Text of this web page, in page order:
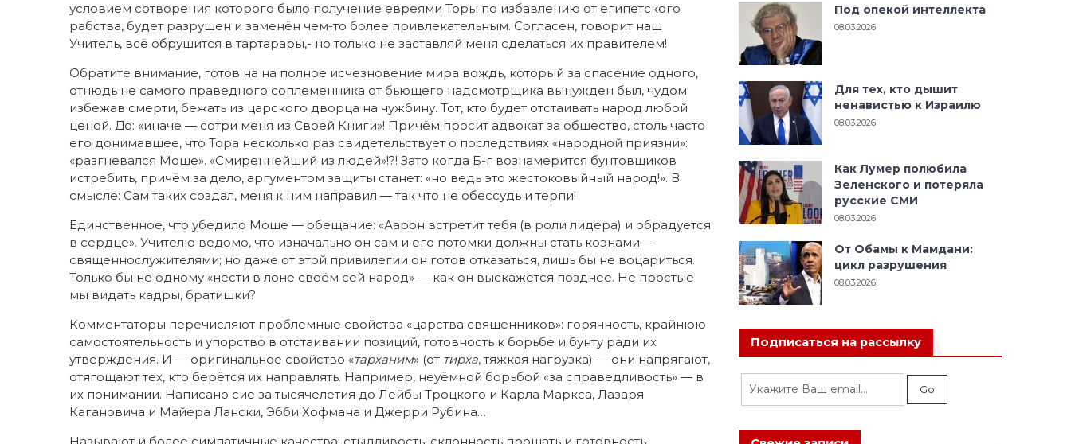
условием сотворения которого было получение евреями Торы по избавлению от египетского
рабства, будет разрушен и заменён чем-то более привлекательным. Согласен, говорит наш
Учитель, всё обрушится в тартарары,- но только не заставляй меня сделаться их правителем!
Обратите внимание, готов на на полное исчезновение мира вождь, который за спасение одного,
отнюдь не самого праведного соплеменника от бьющего надсмотрщика вынужден был, чудом
избежав смерти, бежать из царского дворца на чужбину. Тот, кто будет отстаивать народ любой
ценой. До: «иначе — сотри меня из Своей Книги»! Причём просит адвокат за общество, столь часто
его донимавшее, что Тора несколько раз свидетельствует о последствиях «народной приязни»:
«разгневался Моше». «Смиреннейший из людей»!?! Зато когда Б-г вознамерится бунтовщиков
истребить, причём за дело, аргументом защиты станет: «но ведь это жестоковыйный народ!». В
смысле: Сам таких создал, меня к ним направил — так что не обессудь и терпи!
Единственное, что убедило Моше — обещание: «Аарон встретит тебя (в роли лидера) и обрадуется
в сердце». Учителю ведомо, что изначально он сам и его потомки должны стать коэнами—
священнослужителями; но даже от этой привилегии он готов отказаться, лишь бы не воцариться.
Только бы не одному «нести в лоне своём сей народ» — как он выскажется позднее. Не простые
мы видать кадры, братишки?
Комментаторы перечисляют проблемные свойства «царства священников»: горячность, крайнюю
самостоятельность и упорство в отстаивании позиций, готовность к борьбе и бунту ради их
утверждения. И — оригинальное свойство «тарханим» (от тирха, тяжкая нагрузка) — они напрягают,
отягощают тех, кто берётся их направлять. Например, неуёмной борьбой «за справедливость» — в
их понимании. Написано сие за тысячелетия до Лейбы Троцкого и Карла Маркса, Лазаря
Кагановича и Майера Лански, Эбби Хофмана и Джерри Рубина…
Под опекой интеллекта
08.03.2026
Для тех, кто дышит
ненавистью к Израилю
08.03.2026
Как Лумер полюбила
Зеленского и потеряла
русские СМИ
08.03.2026
От Обамы к Мамдани:
цикл разрушения
08.03.2026
Подписаться на рассылку